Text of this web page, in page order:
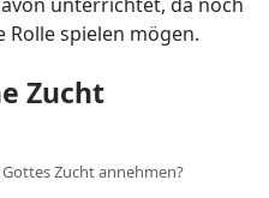
spielen mögen.
Zucht
Zucht annehmen?